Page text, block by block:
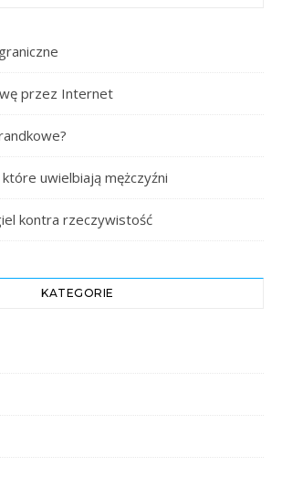
przez Internet
uwielbiają mężczyźni
kontra rzeczywistość
KATEGORIE